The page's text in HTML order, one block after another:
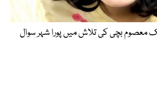
معصوم بچی کی تلاش میں پورا شہر سوال